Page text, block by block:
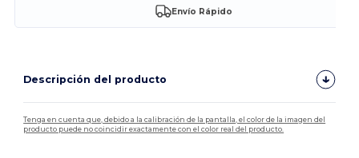
Envío Rápido
Descripción del producto
Tenga en cuenta que, debido a la calibración de la pantalla, el color de la imagen del
producto puede no coincidir exactamente con el color real del producto.